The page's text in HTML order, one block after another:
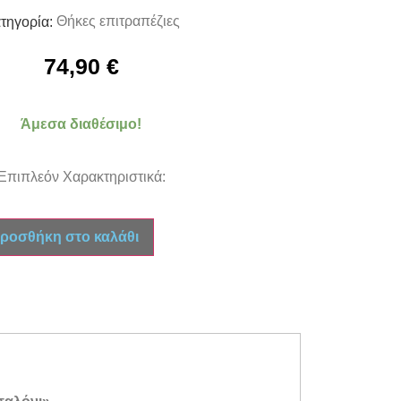
Θήκες επιτραπέζιες
74,90 €
Άμεσα διαθέσιμο!
Χαρακτηριστικά:
στο καλάθι